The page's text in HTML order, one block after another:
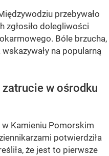
przebywało
zgłosiło dolegliwości
Bóle brzucha,
na popularną
w ośrodku
Kamieniu Pomorskim
potwierdziła
że jest to pierwsze